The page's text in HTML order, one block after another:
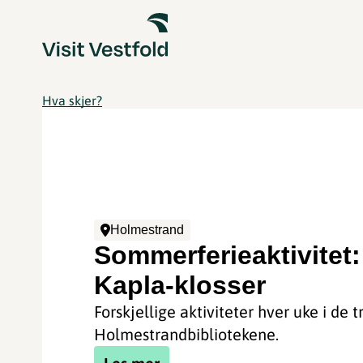
Hva skjer?
Holmestrand
Sommerferieaktivitet:
Kapla-klosser
Forskjellige aktiviteter hver uke i de
Holmestrandbibliotekene.